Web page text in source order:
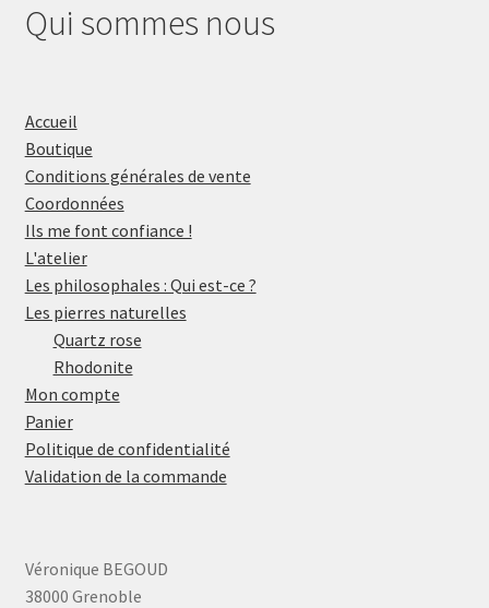
Qui sommes nous
Accueil
Boutique
Conditions générales de vente
Coordonnées
Ils me font confiance !
L'atelier
Les philosophales : Qui est-ce ?
Les pierres naturelles
Quartz rose
Rhodonite
Mon compte
Panier
Politique de confidentialité
Validation de la commande
Véronique BEGOUD
38000 Grenoble